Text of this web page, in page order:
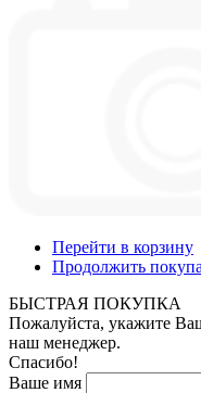
Перейти в корзину
Продолжить
БЫСТРАЯ ПОКУПКА
Пожалуйста, укажите
наш менеджер.
Спасибо!
Ваше имя